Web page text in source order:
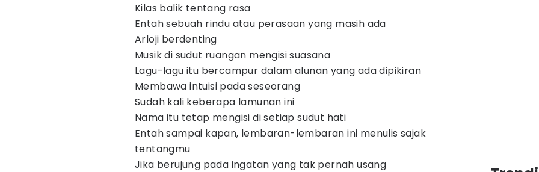
Kilas balik tentang rasa
Entah sebuah rindu atau perasaan yang masih ada
Arloji berdenting
Musik di sudut ruangan mengisi suasana
Lagu-lagu itu bercampur dalam alunan yang ada dipikiran
Membawa intuisi pada seseorang
Sudah kali keberapa lamunan ini
Nama itu tetap mengisi di setiap sudut hati
Entah sampai kapan, lembaran-lembaran ini menulis sajak
tentangmu
Jika berujung pada ingatan yang tak pernah usang